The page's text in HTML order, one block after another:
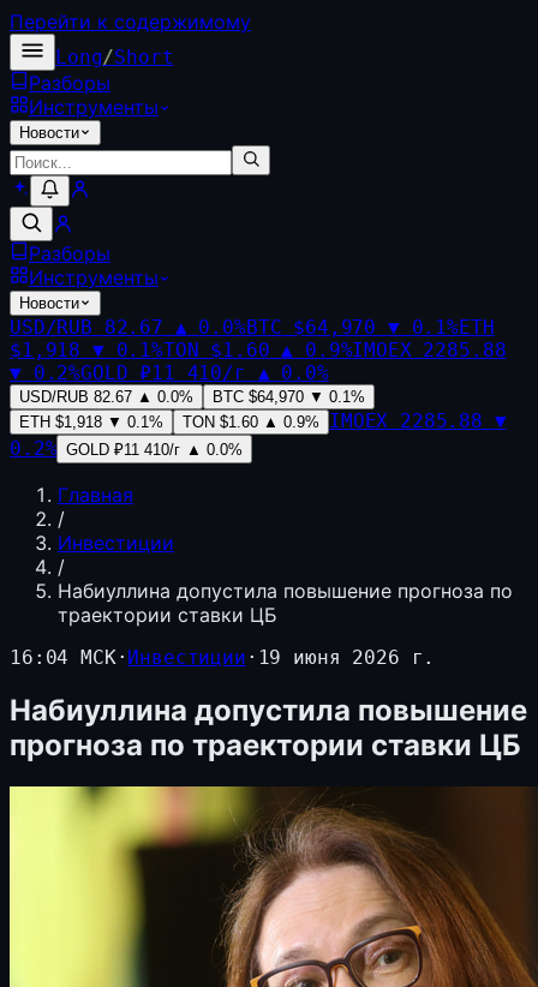
Перейти к содержимому
Long/Short
Разборы
Инструменты
Новости
Разборы
Инструменты
Новости
USD/RUB 82.67 ▲ 0.0%BTC $64,970 ▼ 0.1%ETH
$1,918 ▼ 0.1%TON $1.60 ▲ 0.9%IMOEX 2285.88
▼ 0.2%GOLD ₽11 410/г ▲ 0.0%
USD/RUB 82.67 ▲ 0.0% BTC $64,970 ▼ 0.1%
ETH $1,918 ▼ 0.1% TON $1.60 ▲ 0.9% IMOEX 2285.88 ▼
0.2% GOLD ₽11 410/г ▲ 0.0%
Главная
/
Инвестиции
/
Набиуллина допустила повышение прогноза по
траектории ставки ЦБ
16:04 МСК· Инвестиции · 19 июня 2026 г.
Набиуллина допустила повышение
прогноза по траектории ставки ЦБ